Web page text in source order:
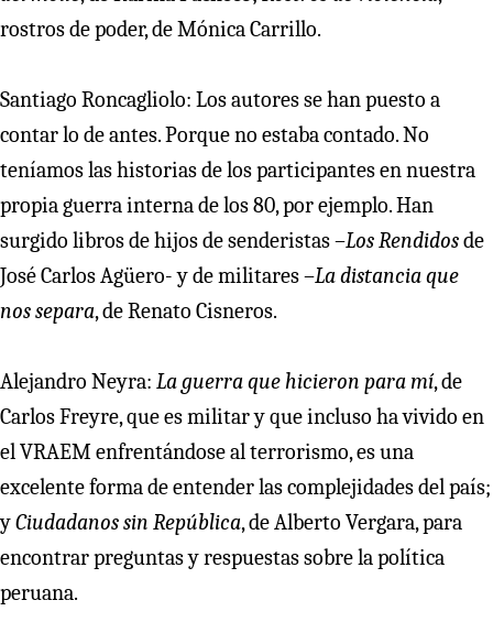
rostros de poder, de Mónica Carrillo.
Santiago Roncagliolo: Los autores se han puesto a
contar lo de antes. Porque no estaba contado. No
teníamos las historias de los participantes en nuestra
propia guerra interna de los 80, por ejemplo. Han
surgido libros de hijos de senderistas –Los Rendidosde
José Carlos Agüero- y de militares –La distancia que
nos separa, de Renato Cisneros.
Alejandro Neyra: La guerra que hicieron para mí, de
Carlos Freyre, que es militar y que incluso ha vivido en
el VRAEM enfrentándose al terrorismo, es una
excelente forma de entender las complejidades del país;
yCiudadanos sin República, de Alberto Vergara, para
encontrar preguntas y respuestas sobre la política
peruana.